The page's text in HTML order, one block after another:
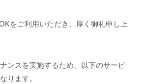
をご利用いただき、厚く御礼申し上
ンスを実施するため、以下のサービ
ります。